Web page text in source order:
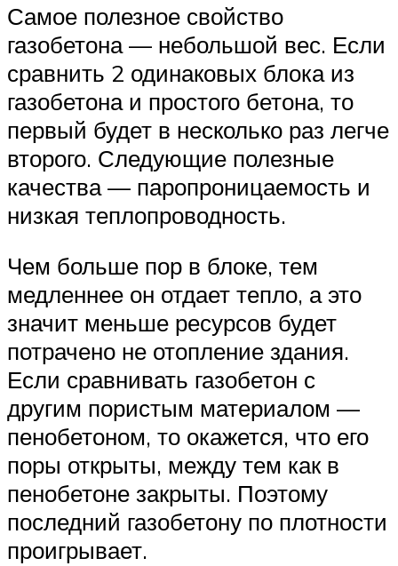
Самое полезное свойство
газобетона — небольшой вес. Если
сравнить 2 одинаковых блока из
газобетона и простого бетона, то
первый будет в несколько раз легче
второго. Следующие полезные
качества — паропроницаемость и
низкая теплопроводность.
Чем больше пор в блоке, тем
медленнее он отдает тепло, а это
значит меньше ресурсов будет
потрачено не отопление здания.
Если сравнивать газобетон с
другим пористым материалом —
пенобетоном, то окажется, что его
поры открыты, между тем как в
пенобетоне закрыты. Поэтому
последний газобетону по плотности
проигрывает.